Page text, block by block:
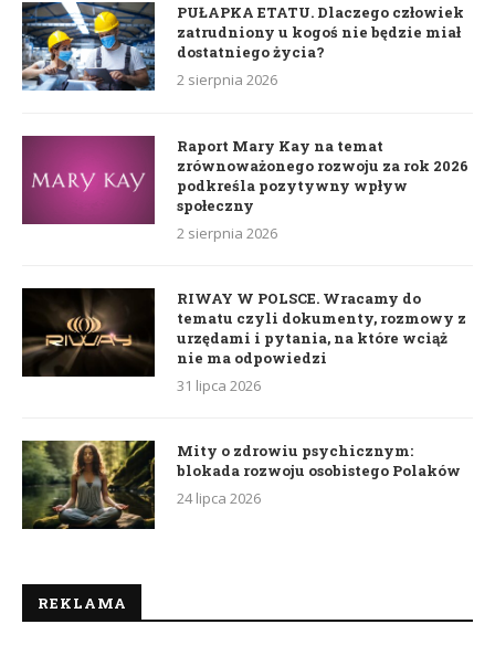
PUŁAPKA ETATU. Dlaczego człowiek
zatrudniony u kogoś nie będzie miał
dostatniego życia?
2 sierpnia 2026
Raport Mary Kay na temat
zrównoważonego rozwoju za rok 2026
podkreśla pozytywny wpływ
społeczny
2 sierpnia 2026
RIWAY W POLSCE. Wracamy do
tematu czyli dokumenty, rozmowy z
urzędami i pytania, na które wciąż
nie ma odpowiedzi
31 lipca 2026
Mity o zdrowiu psychicznym:
blokada rozwoju osobistego Polaków
24 lipca 2026
REKLAMA